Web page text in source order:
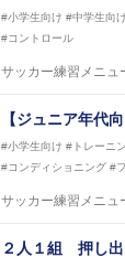
#小学生向け #中学生向け
#コントロール
サッカー練習メニュ
【ジュニア年代
#小学生向け #トレーニ
#コンディショニング #
サッカー練習メニュ
２人１組 押し